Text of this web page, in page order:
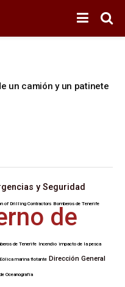
un camión y un patinete
y Seguridad
of Drilling Contractors Bomberos de Tenerife
de
de Tenerife Incendio impacto de la pesca
Eólica marina flotante Dirección General
Oceanografía